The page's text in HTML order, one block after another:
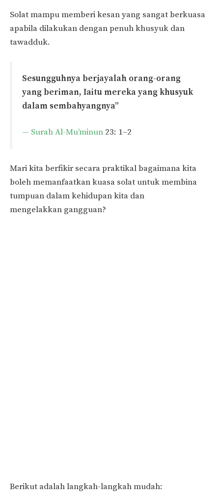
Solat mampu memberi kesan yang sangat berkuasa
apabila dilakukan dengan penuh khusyuk dan
tawadduk.
Sesungguhnya berjayalah orang-orang
yang beriman, Iaitu mereka yang khusyuk
dalam sembahyangnya”
— Surah Al-Mu’minun 23: 1–2
Mari kita berfikir secara praktikal bagaimana kita
boleh memanfaatkan kuasa solat untuk membina
tumpuan dalam kehidupan kita dan
mengelakkan gangguan?
Berikut adalah langkah-langkah mudah: